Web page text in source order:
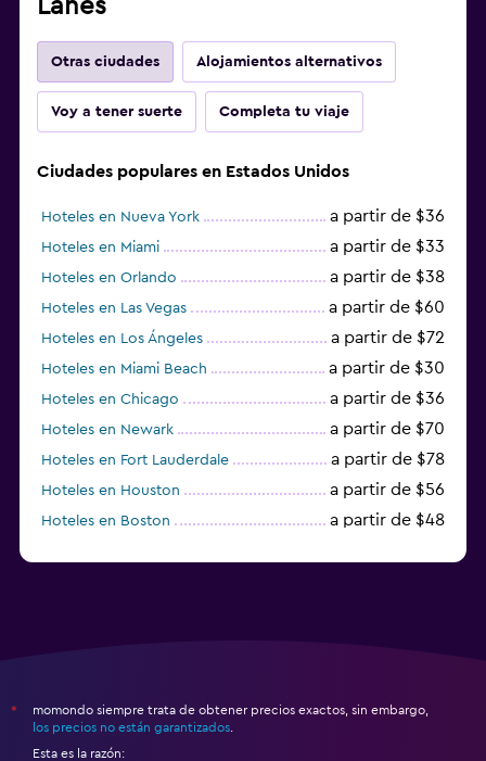
Lanes
Otras ciudades Alojamientos alternativos
Voy a tener suerte Completa tu viaje
Ciudades populares en Estados Unidos
Hoteles en Nueva York a partir de $36
Hoteles en Miami a partir de $33
Hoteles en Orlando a partir de $38
Hoteles en Las Vegas a partir de $60
Hoteles en Los Ángeles a partir de $72
Hoteles en Miami Beach a partir de $30
Hoteles en Chicago a partir de $36
Hoteles en Newark a partir de $70
Hoteles en Fort Lauderdale a partir de $78
Hoteles en Houston a partir de $56
Hoteles en Boston a partir de $48
*
momondo siempre trata de obtener precios exactos, sin embargo,
los precios no están garantizados
Esta es la razón: